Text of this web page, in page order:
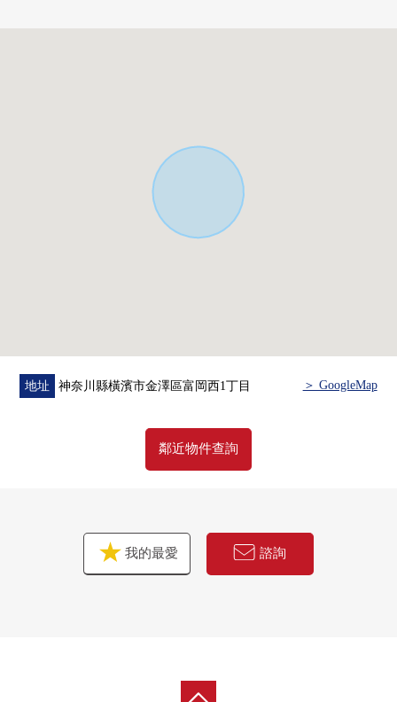
・2個地方廁所用設置便於家族的時差利用
■ 在找想要的家方面給予幫助的━━━━━・・・
地址 神奈川縣橫濱市金澤區富岡西1丁目 ＞ GoogleMap
鄰近物件查詢
我的最愛 諮詢